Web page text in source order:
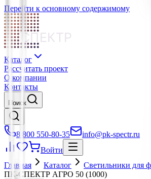
Перейти к основному содержимому
СПЕКТР
Каталог
Рассчитать проект
О компании
Контакты
Поиск
8 800 550-80-35
info@pk-spectr.ru
Войти
Главная
Каталог
Светильники для
ПК-СПЕКТР АГРО 50 (1000)